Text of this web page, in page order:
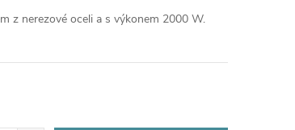
z nerezové oceli a s výkonem 2000 W.